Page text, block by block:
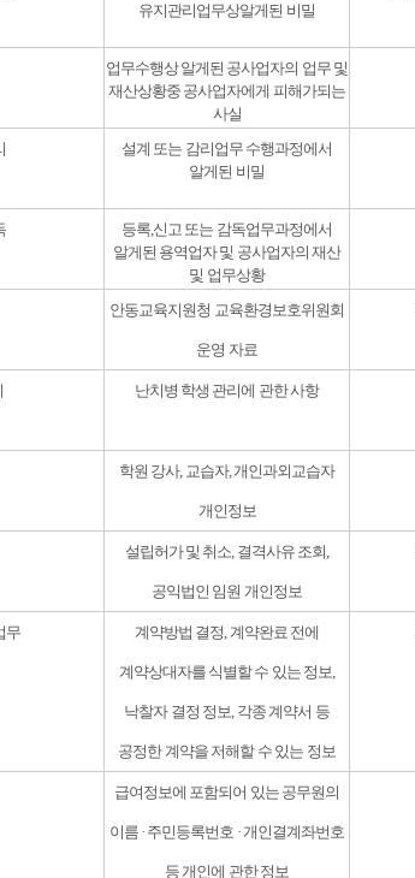
유지관리업무상알게된 비밀
업무수행상 알게된 공사업자의 업무 및
재산상황중 공사업자에게 피해가되는
사실
설계 또는 감리업무 수행과정에서
알게된 비밀
등록,신고 또는 감독업무과정에서
알게된 용역업자 및 공사업자의 재산
및 업무상황
안동교육지원청 교육환경보호위원회
운영 자료
난치병 학생 관리에 관한 사항
학원 강사, 교습자, 개인과외교습자
개인정보
설립허가 및 취소, 결격사유 조회,
공익법인 임원 개인정보
무 계약방법 결정, 계약완료 전에
계약상대자를 식별할 수 있는 정보,
낙찰자 결정 정보, 각종 계약서 등
공정한 계약을 저해할 수 있는 정보
급여정보에 포함되어 있는 공무원의
이름 · 주민등록번호 · 개인결계좌번호
등 개인에 관한 정보